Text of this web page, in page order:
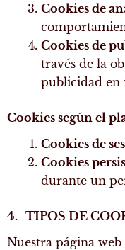
Cookies de
Cookies de
través de la
publicidad en
Cookies según el
Cookies de
Cookies
durante un
4.- TIPOS DE
Nuestra página